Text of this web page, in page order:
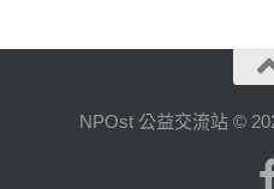
NPOst 公益交流站 ©